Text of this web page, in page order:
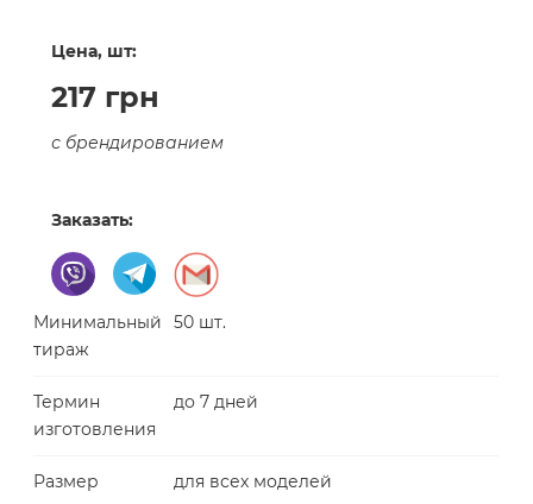
Цена, шт:
217 грн
с брендированием
Заказать:
Минимальный
тираж
50 шт.
Термин
изготовления
до 7 дней
Размер для всех моделей